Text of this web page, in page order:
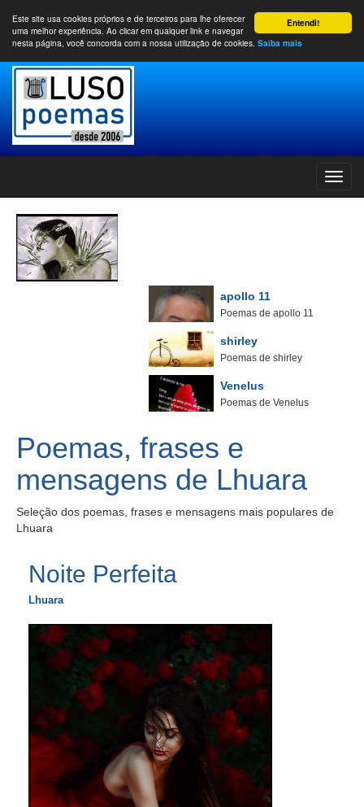
Entendi!
Este site usa cookies próprios e de terceiros para lhe oferecer
uma melhor experiência. Ao clicar em qualquer link e navegar
nesta página, você concorda com a nossa utilização de cookies. Saiba mais
apollo 11
Poemas de apollo 11
shirley
Poemas de shirley
Venelus
Poemas de Venelus
Poemas, frases e
mensagens de Lhuara
Seleção dos poemas, frases e mensagens mais populares de
Lhuara
Noite Perfeita
Lhuara